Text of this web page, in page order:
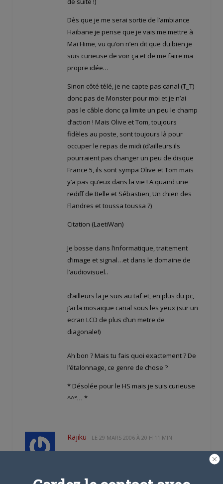
Dès que je me serai sortie de l’ambiance
Haibane je pense que je vais me mettre à
Mai Hime, vu qu’on n’en dit que du bien je
suis curieuse de voir ça et de me faire ma
propre idée…
Sinon côté télé, je ne capte pas canal (T_T)
donc pas de Monster pour moi et je n’ai
pas le câble donc ça limite un peu le champ
d’action ! Mais Olive et Tom, toujours
fidèles au poste, sont toujours là pour
occuper le repas de midi (d’ailleurs ils
pourraient pas changer un peu de disque
France 5, ils sont sympa Olive et Tom mais
y’a pas qu’eux dans la vie ! A quand une
rediff de Belle et Sébastien, Un chien des
Flandres et toussa toussa ?)
Citation (LaetiWan)
Je bosse dans l’informatique, traitement
d’image et signal…et dans le domaine de
l’audiovisuel..
d’ailleurs la je suis au taf et, en plus du pc,
j’ai la mosaique canal sous les yeux (sur un
ecran LCD de plus d’un metre de
diagonale!)
Ah bon ? Mais tu fais quoi exactement ? De
l’étalonnage, ce genre de chose ?
* Désolée pour le HS mais je suis curieuse
^^°… *
Rajiku LE 29 MARS 2006 À 20 H 11 MIN